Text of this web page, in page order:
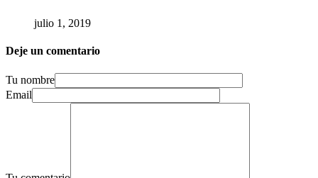
julio 1, 2019
Deje un comentario
Tu nombre
Email